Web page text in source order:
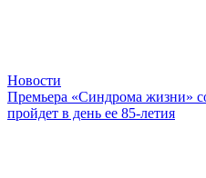
Новости
Премьера «Синдрома жизни»
пройдет в день ее 85-летия